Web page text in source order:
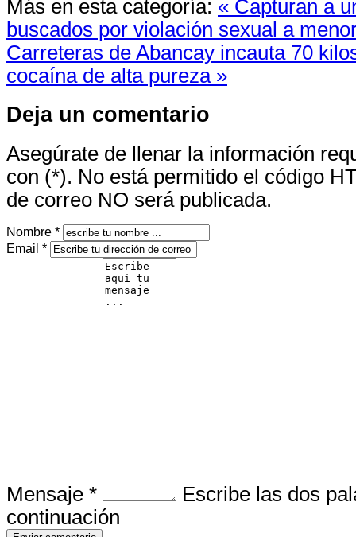
Más en esta categoría: « Capturan a
buscados por violación sexual a
Carreteras de Abancay incauta 70
cocaína de alta pureza »
Deja un comentario
Asegúrate de llenar la información
con (*). No está permitido el código
de correo NO será publicada.
Nombre *
Email *
Mensaje *
Escribe las dos
continuación